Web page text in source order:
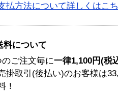
払方法について詳しくはこ
料について
のご注文毎に一律1,100円(税
掛取引(後払い)のお客様は
！